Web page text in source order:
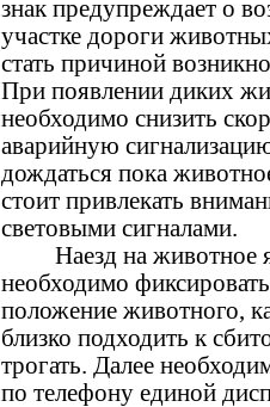
знак предупреждает о
участке дороги
стать причиной
При появлении диких
необходимо снизить
аварийную
дождаться пока
стоит привлекать
световыми сигналами.
Наезд на животное
необходимо
положение животного,
близко подходить к
трогать. Далее
по телефону единой